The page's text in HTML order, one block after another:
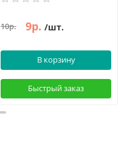
10р. 9р. /шт.
В корзину
Быстрый заказ